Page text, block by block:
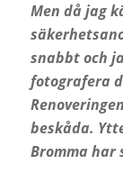
Men då jag
snabbt och
fotografera
beskåda.
Bromma har